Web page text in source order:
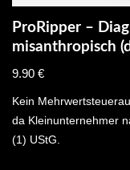
ProRipper –
misanthropisch
9.90 €
Kein
da Kleinunternehmer
(1) UStG.